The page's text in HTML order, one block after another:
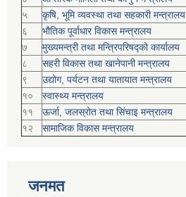
५
कृषि, भूमि व्यवस्था तथा सहकारी मन्त्रालय
६
भौतिक पूर्वाधार विकास मन्त्रालय
७
मुख्यमन्त्री तथा मन्त्रिपरिषद्को कार्यालय
८
सहरी विकास तथा खानेपानी मन्त्रालय
९
उद्योग, पर्यटन तथा यातायात मन्त्रालय
१०
स्वास्थ्य मन्त्रालय
११
ऊर्जा, जलस्रोत तथा सिंचाइ मन्त्रालय
१२
सामाजिक विकास मन्‍‍त्रालय
जनमत